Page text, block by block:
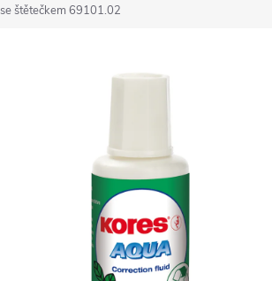
štětečkem 69101.02